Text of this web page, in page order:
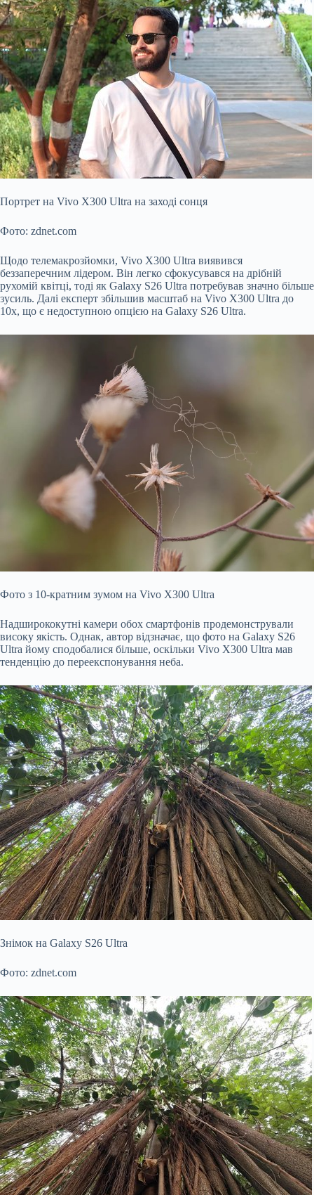
Портрет на Vivo X300 Ultra на заході сонця
Фото: zdnet.com
Щодо телемакрозйомки, Vivo X300 Ultra виявився
беззаперечним лідером. Він легко сфокусувався на дрібній
рухомій квітці, тоді як Galaxy S26 Ultra потребував значно більше
зусиль. Далі експерт збільшив масштаб на Vivo X300 Ultra до
10x, що є недоступною опцією на Galaxy S26 Ultra.
Фото з 10-кратним зумом на Vivo X300 Ultra
Надширококутні камери обох смартфонів продемонстрували
високу якість. Однак, автор відзначає, що фото на Galaxy S26
Ultra йому сподобалися більше, оскільки Vivo X300 Ultra мав
тенденцію до переекспонування неба.
Знімок на Galaxy S26 Ultra
Фото: zdnet.com